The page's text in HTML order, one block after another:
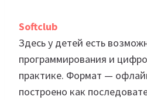
Softclub
Здесь у детей есть
программирования и
практике. Формат —
построено как